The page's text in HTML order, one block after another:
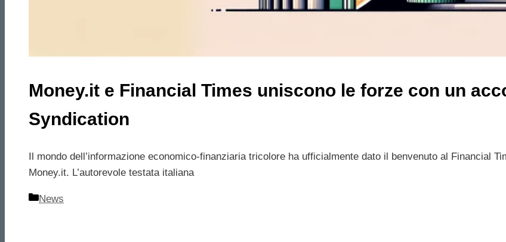
Money.it e Financial Times uniscono le forze con un
Syndication
Il mondo dell’informazione economico-finanziaria tricolore ha ufficialmente dato il benvenuto al Financial
Money.it. L’autorevole testata italiana
Categorie
News